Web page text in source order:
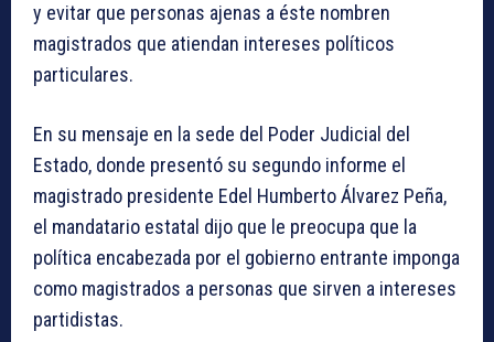
y evitar que personas ajenas a éste nombren
magistrados que atiendan intereses políticos
particulares.
En su mensaje en la sede del Poder Judicial del
Estado, donde presentó su segundo informe el
magistrado presidente Edel Humberto Álvarez Peña,
el mandatario estatal dijo que le preocupa que la
política encabezada por el gobierno entrante imponga
como magistrados a personas que sirven a intereses
partidistas.